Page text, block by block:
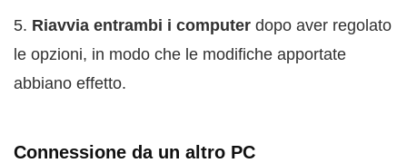
5. Riavvia entrambi i computer dopo aver regolato
le opzioni, in modo che le modifiche apportate
abbiano effetto.
Connessione da un altro PC